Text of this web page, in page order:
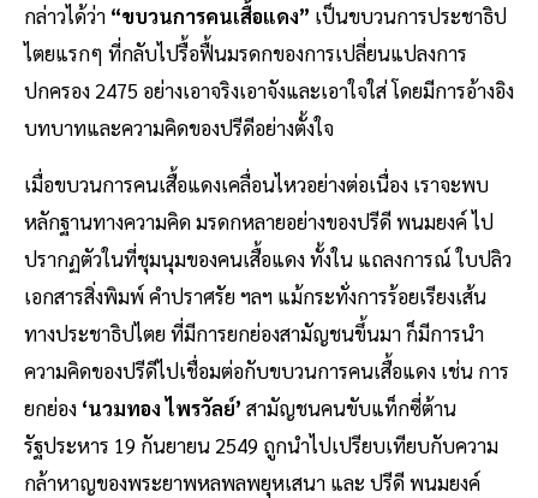
กล่าวได้ว่า “ขบวนการคนเสื้อแดง” เป็นขบวนการประชาธิป
ไตยแรกๆ ที่กลับไปรื้อฟื้นมรดกของการเปลี่ยนแปลงการ
ปกครอง 2475 อย่างเอาจริงเอาจังและเอาใจใส่ โดยมีการอ้างอิง
บทบาทและความคิดของปรีดีอย่างตั้งใจ
เมื่อขบวนการคนเสื้อแดงเคลื่อนไหวอย่างต่อเนื่อง เราจะพบ
หลักฐานทางความคิด มรดกหลายอย่างของปรีดี พนมยงค์ ไป
ปรากฏตัวในที่ชุมนุมของคนเสื้อแดง ทั้งใน แถลงการณ์ ใบปลิว
เอกสารสิ่งพิมพ์ คำปราศรัย ฯลฯ แม้กระทั่งการร้อยเรียงเส้น
ทางประชาธิปไตย ที่มีการยกย่องสามัญชนขึ้นมา ก็มีการนำ
ความคิดของปรีดีไปเชื่อมต่อกับขบวนการคนเสื้อแดง เช่น การ
ยกย่อง ‘นวมทอง ไพรวัลย์’ สามัญชนคนขับแท็กซี่ต้าน
รัฐประหาร 19 กันยายน 2549 ถูกนำไปเปรียบเทียบกับความ
กล้าหาญของพระยาพหลพลพยุหเสนา และ ปรีดี พนมยงค์